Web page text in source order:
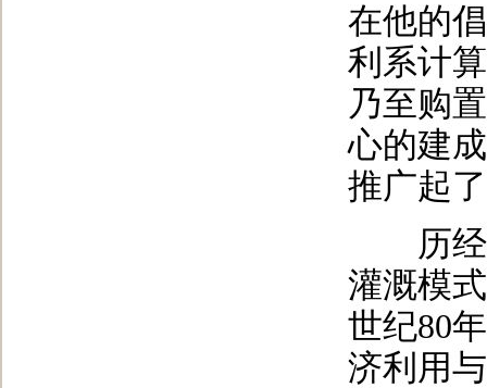
在他的
利系计
乃至购
心的建
推广起
历经
灌溉模
世纪80
济利用